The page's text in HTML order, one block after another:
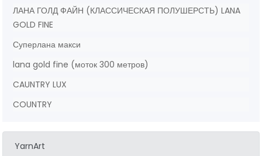
ЛАНА ГОЛД ФАЙН (КЛАССИЧЕСКАЯ ПОЛУШЕРСТЬ) LANA
GOLD FINE
Суперлана макси
lana gold fine (моток 300 метров)
CAUNTRY LUX
COUNTRY
YarnArt